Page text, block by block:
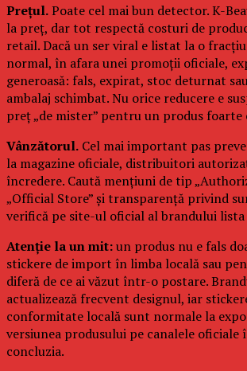
Prețul.Poate cel mai bun detector. K-
la preț, dar tot respectă costuri de
retail. Dacă un ser viral e listat la o
normal, în afara unei promoții oficiale,
generoasă: fals, expirat, stoc deturnat
ambalaj schimbat. Nu orice reducere e
preț „de mister” pentru un produs foarte
Vânzătorul. Cel mai important pas
la magazine oficiale, distribuitori
încredere. Caută mențiuni de tip
„Official Store” și transparență privind
verifică pe site-ul oficial al brandului
Atenție la un mit:un produs nu e fals
stickere de import în limba locală sau
diferă de ce ai văzut într-o postare.
actualizează frecvent designul, iar
conformitate locală sunt normale la
versiunea produsului pe canalele oficiale
concluzia.